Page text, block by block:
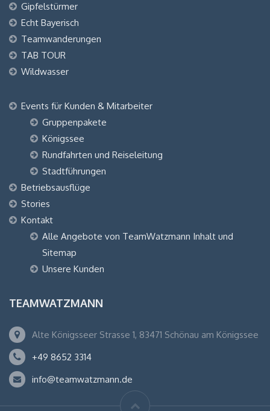
Gipfelstürmer
Echt Bayerisch
Teamwanderungen
TAB TOUR
Wildwasser
Events für Kunden & Mitarbeiter
Gruppenpakete
Königssee
Rundfahrten und Reiseleitung
Stadtführungen
Betriebsausflüge
Stories
Kontakt
Alle Angebote von TeamWatzmann Inhalt und
Sitemap
Unsere Kunden
TEAMWATZMANN
Alte Königsseer Strasse 1, 83471 Schönau am Königssee
+49 8652 3314
info@teamwatzmann.de